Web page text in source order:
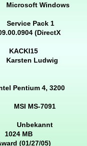
Windows
Pack 1
(DirectX
Ludwig
4, 3200
MS-7091
MB
27/05)